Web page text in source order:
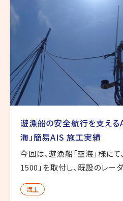
の
線
遊漁船の安全航行を支える
海」簡易AIS 施工実績
今回は、遊漁船「空海」様に
1500」を取付し、既設のレー
連携作業を行いました。AIS
せることで、周囲を航行する
海上